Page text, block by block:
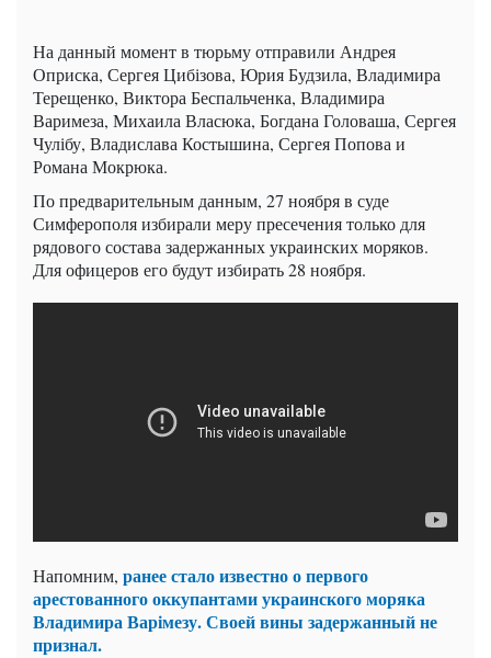
На данный момент в тюрьму отправили Андрея
Оприска, Сергея Цибізова, Юрия Будзила, Владимира
Терещенко, Виктора Беспальченка, Владимира
Варимеза, Михаила Власюка, Богдана Головаша, Сергея
Чулібу, Владислава Костышина, Сергея Попова и
Романа Мокрюка.
По предварительным данным, 27 ноября в суде
Симферополя избирали меру пресечения только для
рядового состава задержанных украинских моряков.
Для офицеров его будут избирать 28 ноября.
Напомним, ранее стало известно о первого
арестованного оккупантами украинского моряка
Владимира Варімезу. Своей вины задержанный не
признал.